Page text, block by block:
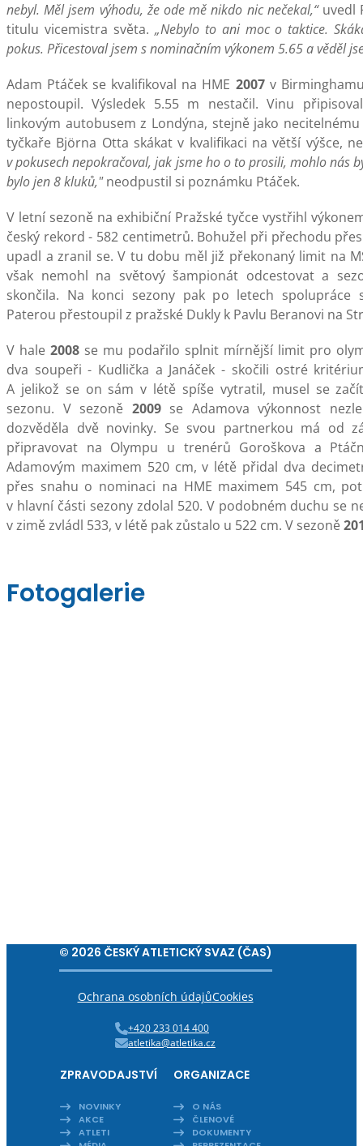
nebyl. Měl jsem výhodu, že ode mě nikdo nic nečekal,“uvedl
titulu vicemistra světa. „Nebylo to ani moc o taktice.
pokus. Přicestoval jsem s nominačním výkonem 5.65 a věděl
Adam Ptáček se kvalifikoval na HME 2007 v
nepostoupil. Výsledek 5.55 m nestačil. Vinu
linkovým autobusem z Londýna, stejně jako
tyčkaře Björna Otta skákat v kvalifikaci na větší výšce,
v pokusech nepokračoval, jak jsme ho o to prosili, mohlo nás
bylo jen 8 kluků,"neodpustil si poznámku Ptáček.
V letní sezoně na exhibiční Pražské tyčce vystřihl
český rekord - 582 centimetrů. Bohužel při přechodu
upadl a zranil se. V tu dobu měl již překonaný limit na
však nemohl na světový šampionát odcestovat a
skončila. Na konci sezony pak po letech spolupráce
Paterou přestoupil z pražské Dukly k Pavlu Beranovi na
V hale 2008 se mu podařilo splnit mírnější limit pro
dva soupeři - Kudlička a Janáček - skočili ostré
A jelikož se on sám v létě spíše vytratil, musel se
sezonu. V sezoně 2009 se Adamova výkonnost
dozvěděla dvě novinky. Se svou partnerkou má od
připravovat na Olympu u trenérů Goroškova a
Adamovým maximem 520 cm, v létě přidal dva
přes snahu o nominaci na HME maximem 545 cm,
v hlavní části sezony zdolal 520. V podobném duchu se
v zimě zvládl 533, v létě pak zůstalo u 522 cm. V sezoně
Fotogalerie
© 2026 ČESKÝ ATLETICKÝ SVAZ (ČAS)
Ochrana osobních údajůCookies
+420 233 014 400
atletika@atletika.cz
ZPRAVODAJSTVÍ
NOVINKY
AKCE
ATLETI
ORGANIZACE
O NÁS
ČLENOVÉ
DOKUMENTY